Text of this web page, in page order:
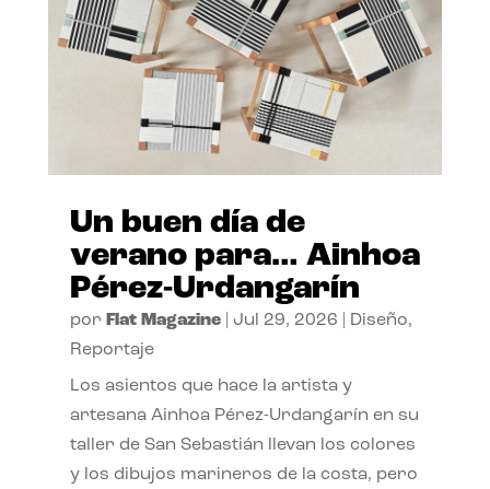
Un buen día de
verano para… Ainhoa
Pérez-Urdangarín
por Flat Magazine| Jul 29, 2026 Diseño,
Reportaje
Los asientos que hace la artista y
artesana Ainhoa Pérez-Urdangarín en su
taller de San Sebastián llevan los colores
y los dibujos marineros de la costa, pero